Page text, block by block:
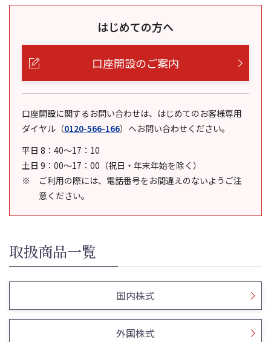
はじめての方へ
口座開設のご案内
口座開設に関するお問い合わせは、はじめてのお客様専用
ダイヤル （0120-566-166） へお問い合わせください。
平日 8：40～17：10
土日 9：00～17：00（祝日・年末年始を除く）
ご利用の際には、電話番号をお間違えのないようご注
意ください。
取扱商品一覧
国内株式
外国株式